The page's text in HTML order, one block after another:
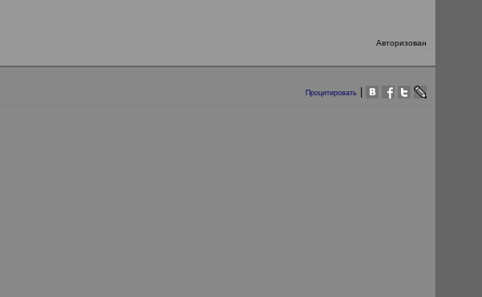
Авторизован
Процитировать